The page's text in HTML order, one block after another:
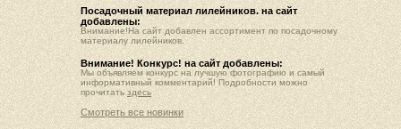
Посадочный материал лилейников. на сайт
добавлены:
Внимание!На сайт добавлен ассортимент по посадочному
материалу лилейников.
Внимание! Конкурс! на сайт добавлены:
Мы объявляем конкурс на лучшую фотографию и самый
информативный комментарий! Подробности можно
прочитать здесь
Смотреть все новинки